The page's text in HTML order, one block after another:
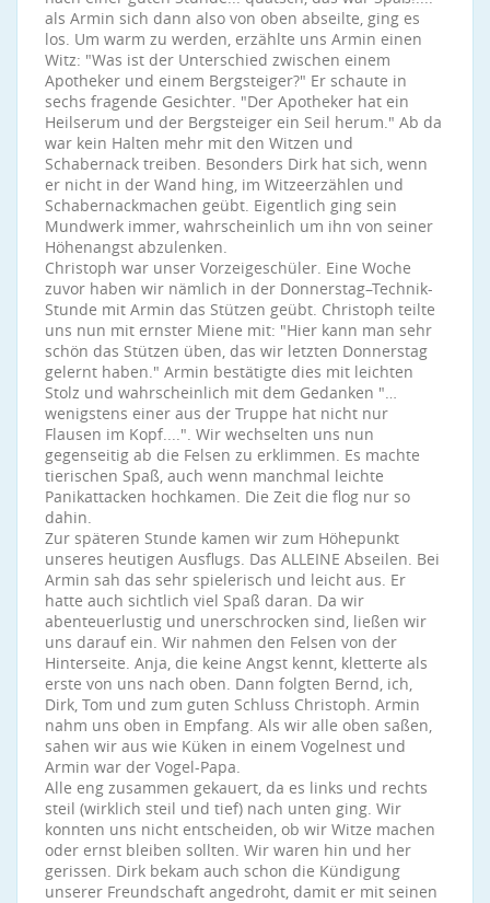
als Armin sich dann also von oben abseilte, ging es
los. Um warm zu werden, erzählte uns Armin einen
Witz: "Was ist der Unterschied zwischen einem
Apotheker und einem Bergsteiger?" Er schaute in
sechs fragende Gesichter. "Der Apotheker hat ein
Heilserum und der Bergsteiger ein Seil herum." Ab da
war kein Halten mehr mit den Witzen und
Schabernack treiben. Besonders Dirk hat sich, wenn
er nicht in der Wand hing, im Witzeerzählen und
Schabernackmachen geübt. Eigentlich ging sein
Mundwerk immer, wahrscheinlich um ihn von seiner
Höhenangst abzulenken.
Christoph war unser Vorzeigeschüler. Eine Woche
zuvor haben wir nämlich in der Donnerstag–Technik-
Stunde mit Armin das Stützen geübt. Christoph teilte
uns nun mit ernster Miene mit: "Hier kann man sehr
schön das Stützen üben, das wir letzten Donnerstag
gelernt haben." Armin bestätigte dies mit leichten
Stolz und wahrscheinlich mit dem Gedanken "…
wenigstens einer aus der Truppe hat nicht nur
Flausen im Kopf....". Wir wechselten uns nun
gegenseitig ab die Felsen zu erklimmen. Es machte
tierischen Spaß, auch wenn manchmal leichte
Panikattacken hochkamen. Die Zeit die flog nur so
dahin.
Zur späteren Stunde kamen wir zum Höhepunkt
unseres heutigen Ausflugs. Das ALLEINE Abseilen. Bei
Armin sah das sehr spielerisch und leicht aus. Er
hatte auch sichtlich viel Spaß daran. Da wir
abenteuerlustig und unerschrocken sind, ließen wir
uns darauf ein. Wir nahmen den Felsen von der
Hinterseite. Anja, die keine Angst kennt, kletterte als
erste von uns nach oben. Dann folgten Bernd, ich,
Dirk, Tom und zum guten Schluss Christoph. Armin
nahm uns oben in Empfang. Als wir alle oben saßen,
sahen wir aus wie Küken in einem Vogelnest und
Armin war der Vogel-Papa.
Alle eng zusammen gekauert, da es links und rechts
steil (wirklich steil und tief) nach unten ging. Wir
konnten uns nicht entscheiden, ob wir Witze machen
oder ernst bleiben sollten. Wir waren hin und her
gerissen. Dirk bekam auch schon die Kündigung
unserer Freundschaft angedroht, damit er mit seinen